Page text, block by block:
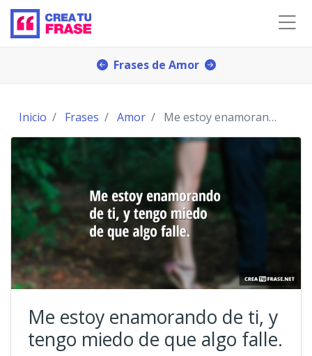
Frases de Amor
Inicio Frases Amor Me estoy enamorando de ti, y tengo miedo de que al
Me estoy enamorando de ti, y
tengo miedo de que algo falle.